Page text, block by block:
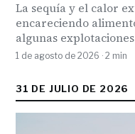
La sequía y el calor
encareciendo
algunas
1 de agosto de 2026 · 2 min
31 DE JULIO DE 2026